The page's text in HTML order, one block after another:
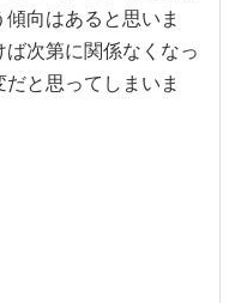
向はあると思いま
次第に関係なくなっ
と思ってしまいま